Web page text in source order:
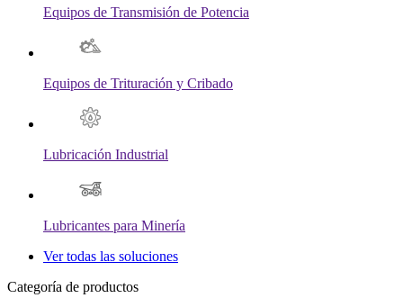
Equipos de Transmisión de Potencia
Equipos de Trituración y Cribado
Lubricación Industrial
Lubricantes para Minería
Ver todas las soluciones
Categoría de productos